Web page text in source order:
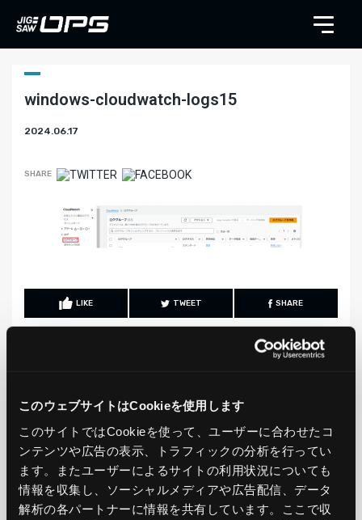
このウェブサイトはCookieを使用します
このサイトではCookieを使って、ユーザーに合わせたコ
ンテンツや広告の表示、トラフィックの分析を行ってい
ます。またユーザーによるサイトの利用状況についても
情報を収集し、ソーシャルメディアや広告配信、データ
解析の各パートナーに情報を共有しています。ここで収
windows-cloudwatch-logs15
2024.06.17
SHARE
LIKE TWEET SHARE
BACK TO LIST
CATEGORY